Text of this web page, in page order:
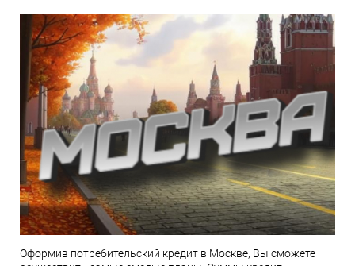
Оформив потребительский кредит в Москве, Вы сможете